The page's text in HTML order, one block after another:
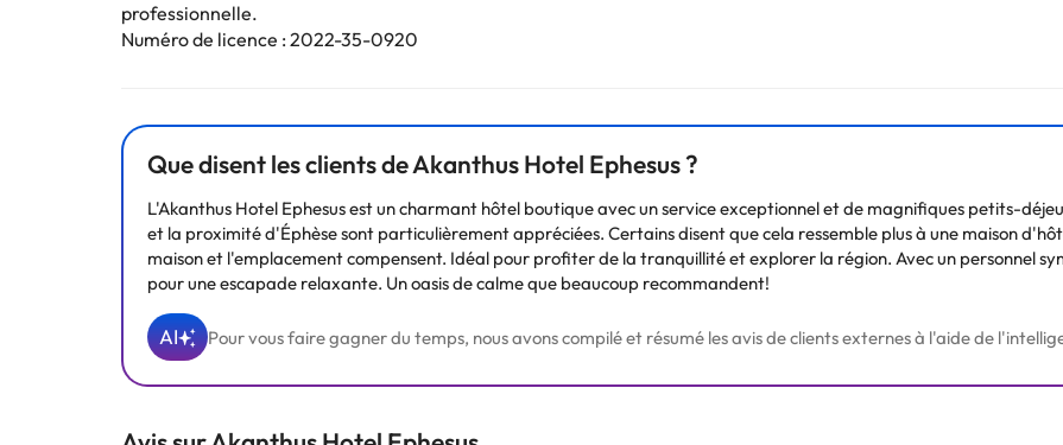
Certains des services indiqués peuvent être payants. Vous pouvez consulter les tarifs directement auprès de
sont susceptibles d’être modifiées par l’hébergement. Si vous avez des questions, contactez-nous.
professionnelle.
Numéro de licence : 2022-35-0920
Que disent les clients de Akanthus Hotel Ephesus ?
L'Akanthus Hotel Ephesus est un charmant hôtel boutique avec un service exceptionnel et de magnifiques petits-
et la proximité d'Éphèse sont particulièrement appréciées. Certains disent que cela ressemble plus à une maison
maison et l'emplacement compensent. Idéal pour profiter de la tranquillité et explorer la région. Avec un personnel
pour une escapade relaxante. Un oasis de calme que beaucoup recommandent!
AI Pour vous faire gagner du temps, nous avons compilé et résumé les avis de clients externes à l'aide de